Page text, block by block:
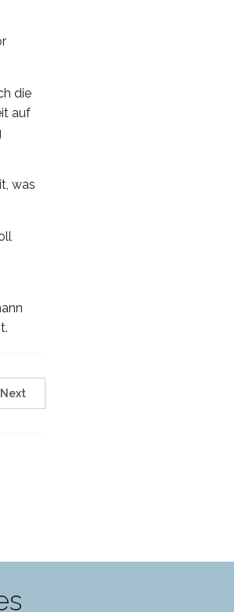
die
auf
was
Next